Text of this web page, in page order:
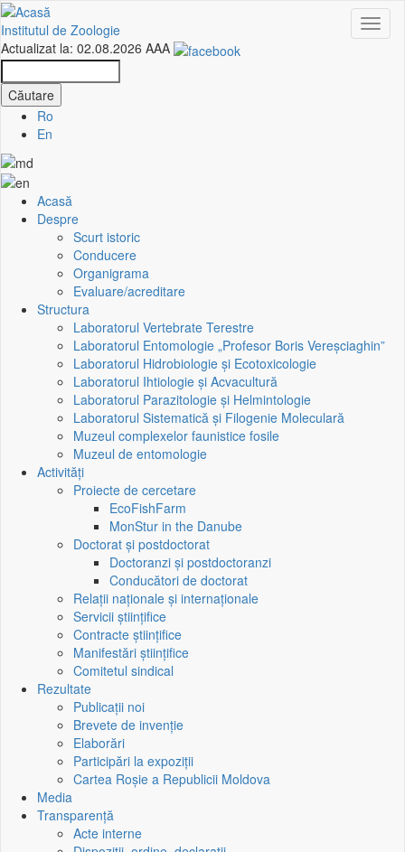
Mergi
la
conţinutul
principal
Institutul de Zoologie
Actualizat la: 02.08.2026 AAA
Căutare
Ro
En
Harta
Acasă
Despre
Scurt istoric
Conducere
Organigrama
Evaluare/acreditare
Structura
Laboratorul Vertebrate Terestre
Laboratorul Entomologie „Profesor Boris Vereşciaghin”
Laboratorul Hidrobiologie și Ecotoxicologie
Laboratorul Ihtiologie și Acvacultură
Laboratorul Parazitologie și Helmintologie
Laboratorul Sistematică și Filogenie Moleculară
Muzeul complexelor faunistice fosile
Muzeul de entomologie
Activități
Proiecte de cercetare
EcoFishFarm
MonStur in the Danube
Doctorat și postdoctorat
Doctoranzi și postdoctoranzi
Conducători de doctorat
Relații naționale și internaționale
Servicii științifice
Contracte științifice
Manifestări științifice
Comitetul sindical
Rezultate
Publicații noi
Brevete de invenție
Elaborări
Participări la expoziții
Cartea Roșie a Republicii Moldova
Media
Transparență
Acte interne